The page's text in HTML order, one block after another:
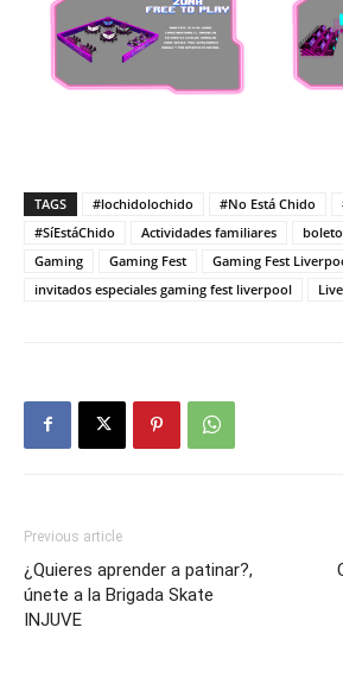
TAGS #lochidolochido #No Está Chido
#SíEstáChido
Actividades familiares
Gaming
Gaming Fest
Gaming Fest
invitados especiales gaming fest liverpool
Previous article
¿Quieres aprender a patinar?,
únete a la Brigada Skate
INJUVE